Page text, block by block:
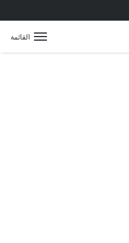
القائمة